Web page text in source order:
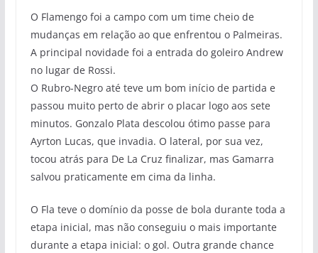
O Flamengo foi a campo com um time cheio de
mudanças em relação ao que enfrentou o Palmeiras.
A principal novidade foi a entrada do goleiro Andrew
no lugar de Rossi.
O Rubro-Negro até teve um bom início de partida e
passou muito perto de abrir o placar logo aos sete
minutos. Gonzalo Plata descolou ótimo passe para
Ayrton Lucas, que invadia. O lateral, por sua vez,
tocou atrás para De La Cruz finalizar, mas Gamarra
salvou praticamente em cima da linha.
O Fla teve o domínio da posse de bola durante toda a
etapa inicial, mas não conseguiu o mais importante
durante a etapa inicial: o gol. Outra grande chance